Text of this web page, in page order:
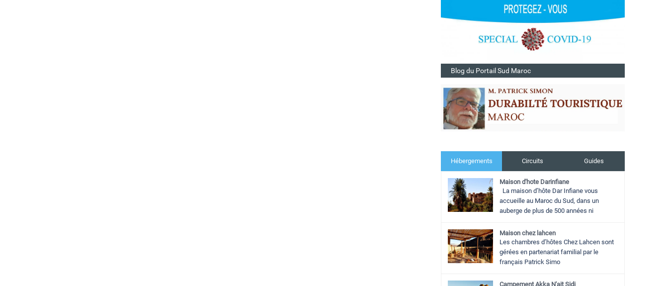
Blog du Portail Sud Maroc
Hébergements Circuits Guides
Maison d'hote Darinfiane
La maison d’hôte Dar Infiane vous
accueille au Maroc du Sud, dans un
auberge de plus de 500 années ni
Maison chez lahcen
Les chambres d’hôtes Chez Lahcen sont
gérées en partenariat familial par le
français Patrick Simo
Campement Akka N'ait Sidi